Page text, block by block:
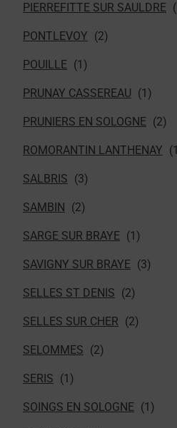
PIERREFITTE SUR SAULDRE
PONTLEVOY
POUILLE
PRUNAY CASSEREAU
PRUNIERS EN SOLOGNE
ROMORANTIN LANTHENAY
SALBRIS
SAMBIN
SARGE SUR BRAYE
SAVIGNY SUR BRAYE
SELLES ST DENIS
SELLES SUR CHER
SELOMMES
SERIS
SOINGS EN SOLOGNE